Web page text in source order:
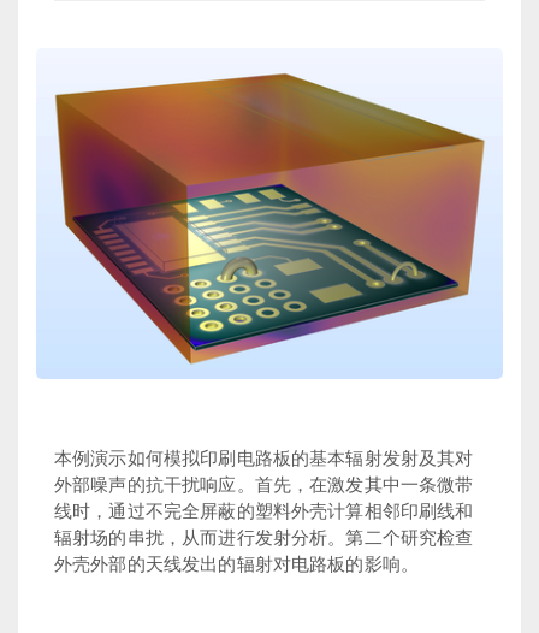
本例演示如何模拟印刷电路板的基本辐射发射及其对
外部噪声的抗干扰响应。首先，在激发其中一条微带
线时，通过不完全屏蔽的塑料外壳计算相邻印刷线和
辐射场的串扰，从而进行发射分析。第二个研究检查
外壳外部的天线发出的辐射对电路板的影响。